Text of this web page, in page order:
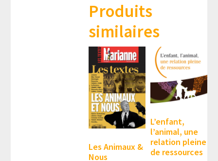
Produits
similaires
Les Animaux &
Nous
L’enfant,
l’animal, une
relation pleine
de ressources